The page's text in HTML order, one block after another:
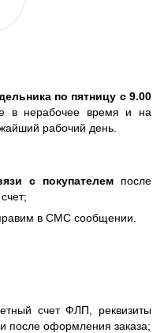
по пятницу с 9.00
в нерабочее время и на
рабочий день.
с покупателем после
в СМС сообщении.
счет ФЛП, реквизиты
после оформления заказа;